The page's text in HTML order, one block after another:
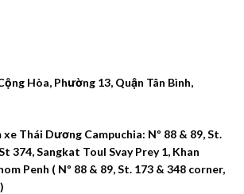
Hòa, Phường 13, Quận Tân Bình,
Thái Dương Campuchia: Nº 88 & 89, St.
374, Sangkat Toul Svay Prey 1, Khan
Penh ( Nº 88 & 89, St. 173 & 348 corner,